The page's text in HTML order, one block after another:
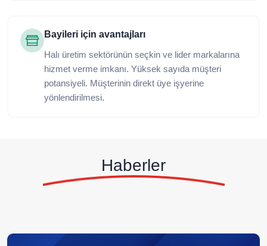
Bayileri için avantajları
Halı üretim sektörünün seçkin ve lider markalarına
hizmet verme imkanı. Yüksek sayıda müşteri
potansiyeli. Müşterinin direkt üye işyerine
yönlendirilmesi.
Haberler